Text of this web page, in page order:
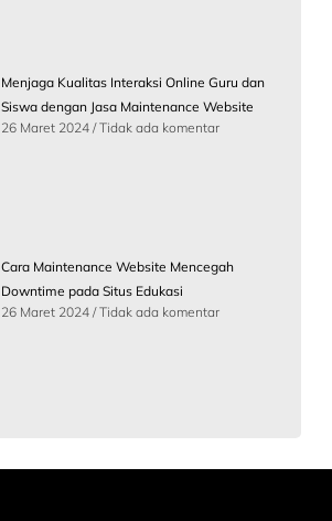
Menjaga Kualitas Interaksi Online Guru dan
Siswa dengan Jasa Maintenance Website
26 Maret 2024 Tidak ada komentar
Cara Maintenance Website Mencegah
Downtime pada Situs Edukasi
26 Maret 2024 Tidak ada komentar